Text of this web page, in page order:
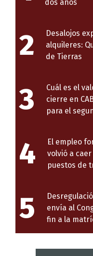
dos años
2
Desalojos
alquileres:
de Tierras
3
Cuál es el
cierre en
para el
4
El empleo
volvió a
puestos de
5
envía al
fin a la